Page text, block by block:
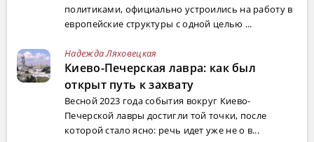
политиками, официально устроились на работу в
европейские структуры с одной целью ...
Надежда Ляховецкая
Киево-Печерская лавра: как был
открыт путь к захвату
Весной 2023 года события вокруг Киево-
Печерской лавры достигли той точки, после
которой стало ясно: речь идет уже не о в...